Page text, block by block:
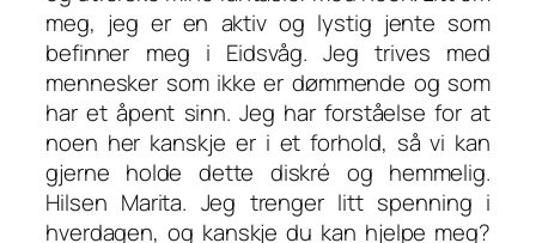
meg, jeg er en aktiv og lystig jente som
befinner meg i Eidsvåg. Jeg trives med
mennesker som ikke er dømmende og som
har et åpent sinn. Jeg har forståelse for at
noen her kanskje er i et forhold, så vi kan
gjerne holde dette diskré og hemmelig.
Hilsen Marita. Jeg trenger litt spenning i
hverdagen, og kanskje du kan hjelpe meg?